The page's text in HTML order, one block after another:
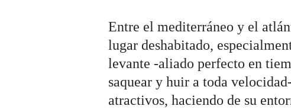
Entre el mediterráneo y el
lugar deshabitado,
levante -aliado perfecto en
saquear y huir a toda
atractivos, haciendo de su